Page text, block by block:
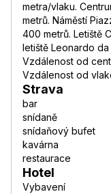
metra/vlaku.
metrů. Náměstí
400 metrů. Letiště
letiště Leonardo
Vzdálenost od
Vzdálenost od
Strava
bar
snídaně
snídaňový bufet
kavárna
restaurace
Hotel
Vybavení